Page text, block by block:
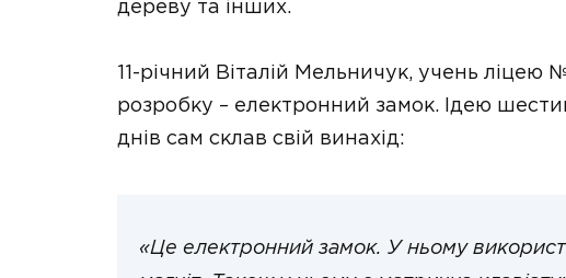
дереву та інших.
11-річний Віталій Мельничук, учень ліцею
розробку – електронний замок. Ідею
днів сам склав свій винахід:
«Це електронний замок. У ньому